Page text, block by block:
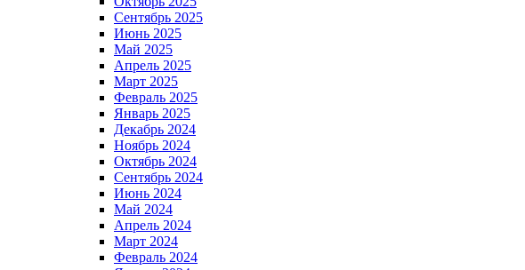
Сентябрь 2025
Июнь 2025
Май 2025
Апрель 2025
Март 2025
Февраль 2025
Январь 2025
Декабрь 2024
Ноябрь 2024
Октябрь 2024
Сентябрь 2024
Июнь 2024
Май 2024
Апрель 2024
Март 2024
Февраль 2024